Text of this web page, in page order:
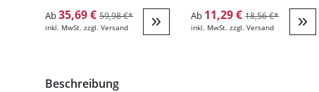
Ab35,69 € 59,98 €*
inkl. MwSt. zzgl. Versand Weiter zur Detail
Ab 11,29 €18,56 €*
inkl. MwSt. zzgl. Versand
Beschreibung